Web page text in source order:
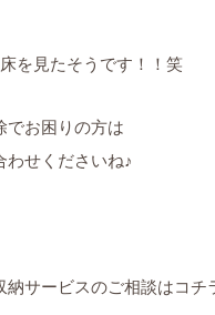
を見たそうです！！笑
でお困りの方は
わせくださいね♪
納サービスのご相談はコチ